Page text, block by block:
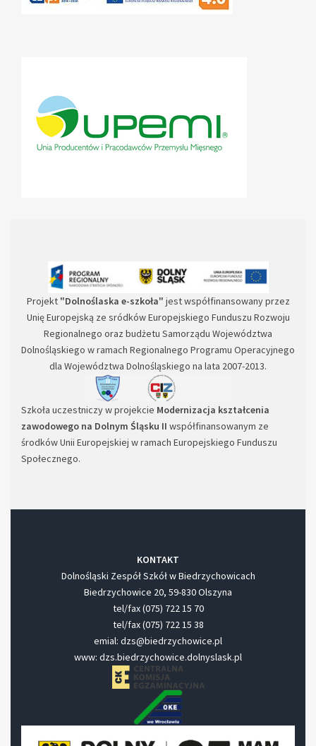
Projekt "Dolnoślaska e-szkoła" jest współfinansowany przez
Unię Europejską ze sródków Europejskiego Funduszu Rozwoju
Regionalnego oraz budżetu Samorządu Województwa
Dolnośląskiego w ramach Regionalnego Programu Operacyjnego
dla Województwa Dolnośląskiego na lata 2007-2013.
Szkoła uczestniczy w projekcie Modernizacja kształcenia
zawodowego na Dolnym Śląsku II współfinansowanym ze
środków Unii Europejskiej w ramach Europejskiego Funduszu
Społecznego.
KONTAKT
Dolnośląski Zespół Szkół w Biedrzychowicach
Biedrzychowice 20, 59-830 Olszyna
tel/fax (075) 722 15 70
tel/fax (075) 722 15 38
emial: dzs@biedrzychowice.pl
www: dzs.biedrzychowice.dolnyslask.pl